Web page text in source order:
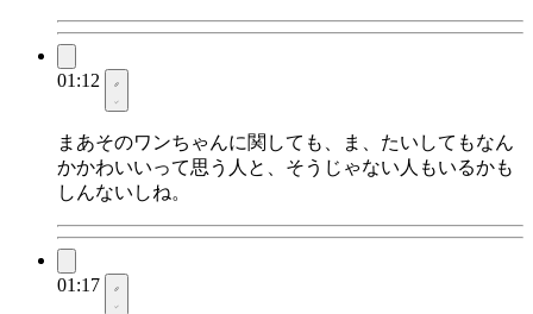
01:12
まあそのワンちゃんに関しても、ま、たいしてもなん
かかわいいって思う人と、そうじゃない人もいるかも
しんないしね。
01:17